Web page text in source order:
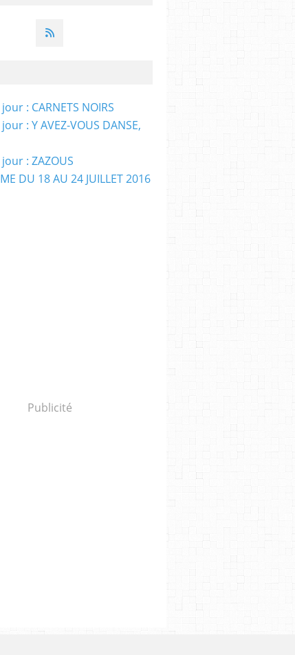
: CARNETS NOIRS
: Y AVEZ-VOUS DANSE,
: ZAZOUS
DU 18 AU 24 JUILLET 2016
Publicité